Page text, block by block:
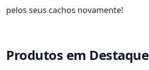
pelos seus cachos novamente!
Produtos em Destaque